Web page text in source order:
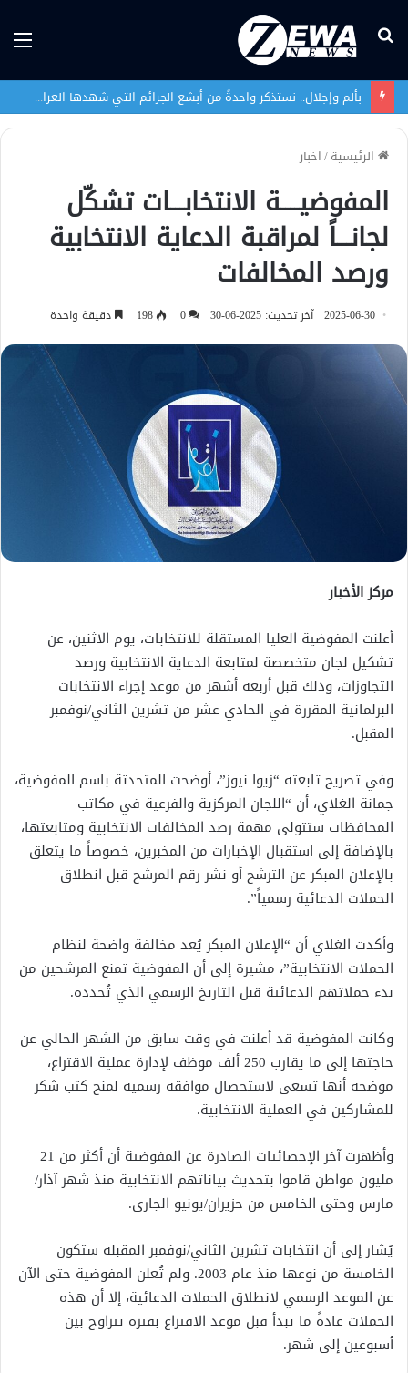
بحث
بألم وإجلال.. نستذكر واحدةً من أبشع الجرائم التي شهدها العراق في تاريخه الحديث
الرئيسية/اخبار
المفوضيــــة الانتخابـــات تشكّل
لجانـــاً لمراقبة الدعاية الانتخابية
ورصد المخالفات
2025-06-30 آخر تحديث: 2025-06-30 0
198 دقيقة واحدة
مركز الأخبار
أعلنت المفوضية العليا المستقلة للانتخابات، يوم الاثنين، عن
تشكيل لجان متخصصة لمتابعة الدعاية الانتخابية ورصد
التجاوزات، وذلك قبل أربعة أشهر من موعد إجراء الانتخابات
البرلمانية المقررة في الحادي عشر من تشرين الثاني/نوفمبر
المقبل.
وفي تصريح تابعته “زيوا نيوز”، أوضحت المتحدثة باسم المفوضية،
جمانة الغلاي، أن “اللجان المركزية والفرعية في مكاتب
المحافظات ستتولى مهمة رصد المخالفات الانتخابية ومتابعتها،
بالإضافة إلى استقبال الإخبارات من المخبرين، خصوصاً ما يتعلق
بالإعلان المبكر عن الترشح أو نشر رقم المرشح قبل انطلاق
الحملات الدعائية رسمياً”.
وأكدت الغلاي أن “الإعلان المبكر يُعد مخالفة واضحة لنظام
الحملات الانتخابية”، مشيرة إلى أن المفوضية تمنع المرشحين من
بدء حملاتهم الدعائية قبل التاريخ الرسمي الذي تُحدده.
وكانت المفوضية قد أعلنت في وقت سابق من الشهر الحالي عن
حاجتها إلى ما يقارب 250 ألف موظف لإدارة عملية الاقتراع،
موضحة أنها تسعى لاستحصال موافقة رسمية لمنح كتب شكر
للمشاركين في العملية الانتخابية.
وأظهرت آخر الإحصائيات الصادرة عن المفوضية أن أكثر من 21
مليون مواطن قاموا بتحديث بياناتهم الانتخابية منذ شهر آذار/
مارس وحتى الخامس من حزيران/يونيو الجاري.
يُشار إلى أن انتخابات تشرين الثاني/نوفمبر المقبلة ستكون
الخامسة من نوعها منذ عام 2003. ولم تُعلن المفوضية حتى الآن
عن الموعد الرسمي لانطلاق الحملات الدعائية، إلا أن هذه
الحملات عادةً ما تبدأ قبل موعد الاقتراع بفترة تتراوح بين
أسبوعين إلى شهر.